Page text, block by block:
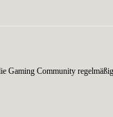
Community